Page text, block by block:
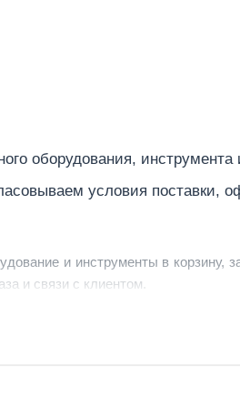
оборудования, инструмента
условия поставки,
и инструменты в корзину,
и связи с клиентом.
уточнить детали, рассчитать